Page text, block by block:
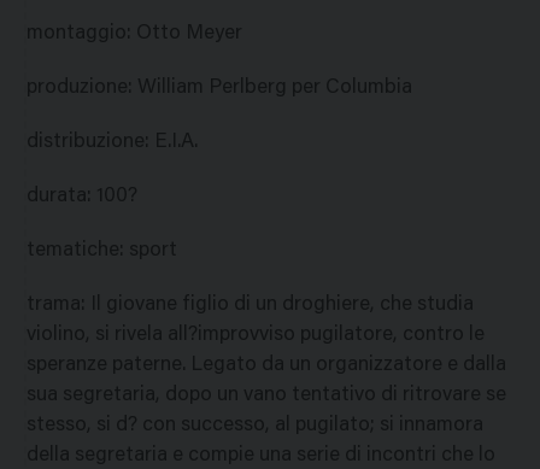
montaggio: Otto Meyer
produzione: William Perlberg per Columbia
distribuzione: E.I.A.
durata: 100?
tematiche: sport
trama: Il giovane figlio di un droghiere, che studia
violino, si rivela all?improvviso pugilatore, contro le
speranze paterne. Legato da un organizzatore e dalla
sua segretaria, dopo un vano tentativo di ritrovare se
stesso, si d? con successo, al pugilato; si innamora
della segretaria e compie una serie di incontri che lo